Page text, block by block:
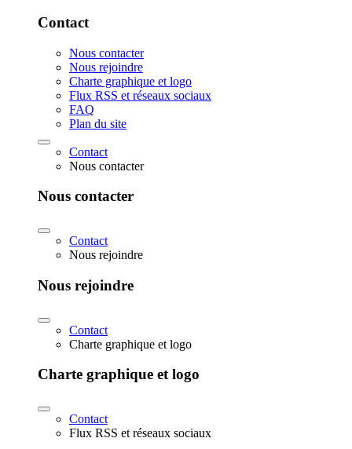
Contact
Nous contacter
Nous rejoindre
Charte graphique et logo
Flux RSS et réseaux sociaux
FAQ
Plan du site
Contact
Nous contacter
Nous contacter
Contact
Nous rejoindre
Nous rejoindre
Contact
Charte graphique et logo
Charte graphique et logo
Contact
Flux RSS et réseaux sociaux